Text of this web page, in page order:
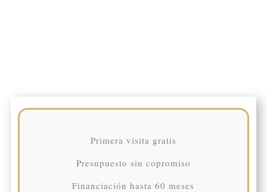
Primera visita gratis
Presupuesto sin copromiso
Financiación hasta 60 meses